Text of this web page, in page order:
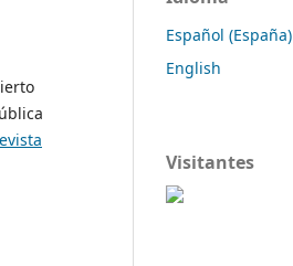
Español (España)
English
Visitantes